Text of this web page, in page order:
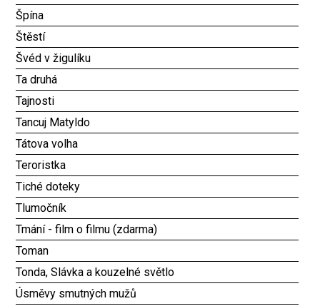
Špína
Štěstí
Švéd v žigulíku
Ta druhá
Tajnosti
Tancuj Matyldo
Tátova volha
Teroristka
Tiché doteky
Tlumočník
Tmání - film o filmu (zdarma)
Toman
Tonda, Slávka a kouzelné světlo
Úsměvy smutných mužů